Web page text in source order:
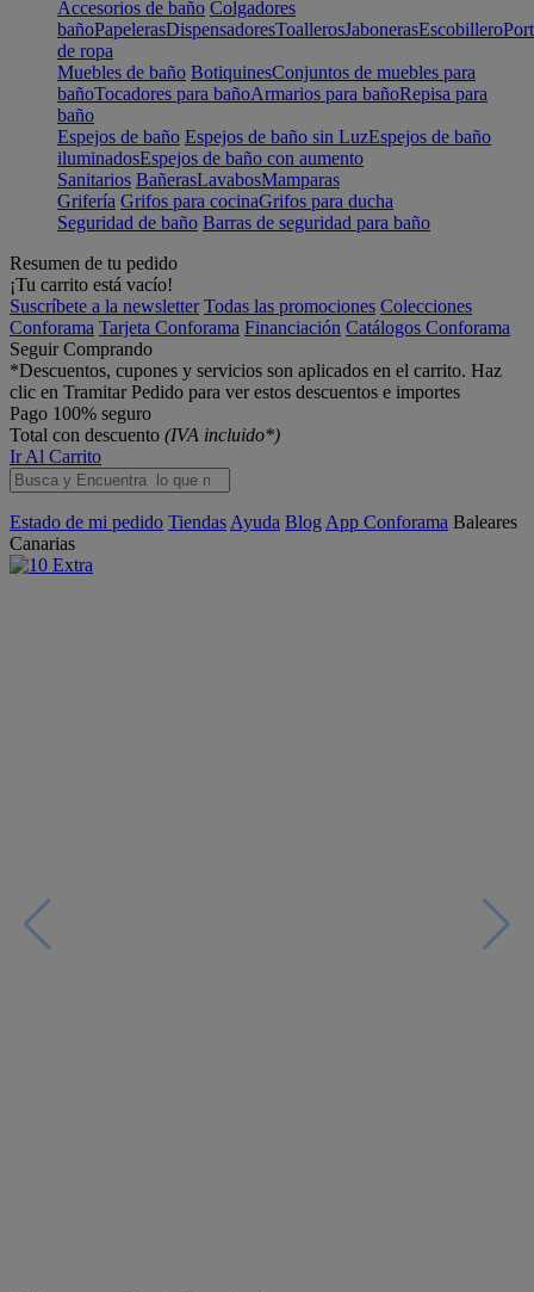
Accesorios de baño Colgadores
bañoPapelerasDispensadoresToallerosJabonerasEscobillero
de ropa
Muebles de baño BotiquinesConjuntos de muebles para
bañoTocadores para bañoArmarios para bañoRepisa para
baño
Espejos de baño Espejos de baño sin LuzEspejos de baño
iluminadosEspejos de baño con aumento
Sanitarios BañerasLavabosMamparas
Grifería Grifos para cocinaGrifos para ducha
Seguridad de baño Barras de seguridad para baño
Resumen de tu pedido
¡Tu carrito está vacío!
Suscríbete a la newsletter Todas las promociones Colecciones
Conforama Tarjeta Conforama Financiación Catálogos Conforama
Seguir Comprando
*Descuentos, cupones y servicios son aplicados en el carrito. Haz
clic en Tramitar Pedido para ver estos descuentos e importes
Pago 100% seguro
Total con descuento (IVA incluido*)
Ir Al Carrito
Estado de mi pedido Tiendas Ayuda Blog App Conforama Baleares
Canarias